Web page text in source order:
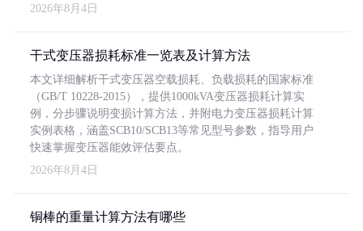
2026年8月4日
干式变压器损耗标准一览表及计算方法
本文详细解析干式变压器空载损耗、负载损耗的国家标准
（GB/T 10228-2015），提供1000kVA变压器损耗计算实
例，分步骤说明变损计算方法，并附电力变压器损耗计算
实例表格，涵盖SCB10/SCB13等常见型号参数，指导用户
快速掌握变压器能效评估要点。
2026年8月4日
铜棒的重量计算方法有哪些